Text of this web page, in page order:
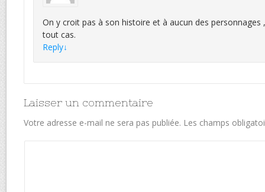
On y croit pas à son histoire et à aucun des personnages
tout cas.
Reply↓
Laisser un commentaire
Votre adresse e-mail ne sera pas publiée. Les champs